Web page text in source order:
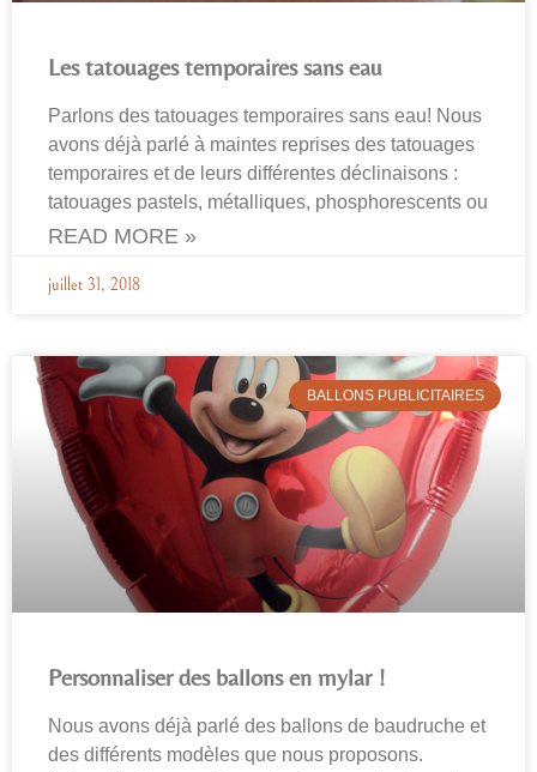
Les tatouages temporaires sans eau
Parlons des tatouages temporaires sans eau! Nous
avons déjà parlé à maintes reprises des tatouages
temporaires et de leurs différentes déclinaisons :
tatouages pastels, métalliques, phosphorescents ou
READ MORE »
juillet 31, 2018
BALLONS PUBLICITAIRES
Personnaliser des ballons en mylar !
Nous avons déjà parlé des ballons de baudruche et
des différents modèles que nous proposons.